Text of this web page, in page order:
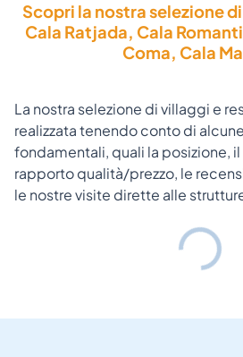
Scopri la nostra selezione
Cala Ratjada, Cala
Coma, Cala
La nostra selezione di villaggi e
realizzata tenendo conto di
fondamentali, quali la posizione,
rapporto qualità/prezzo, le
le nostre visite dirette alle